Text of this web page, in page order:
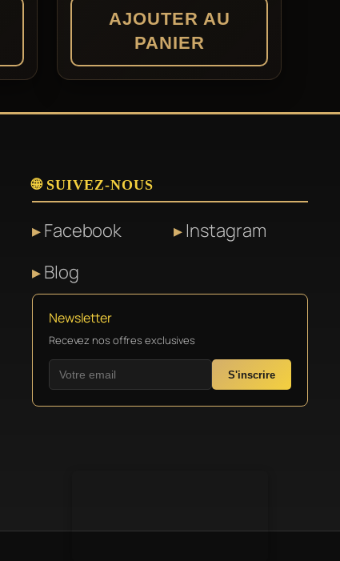
AJOUTER AU
PANIER
🌐 SUIVEZ-NOUS
Facebook
Instagram
Blog
Newsletter
Recevez nos offres exclusives
S'inscrire